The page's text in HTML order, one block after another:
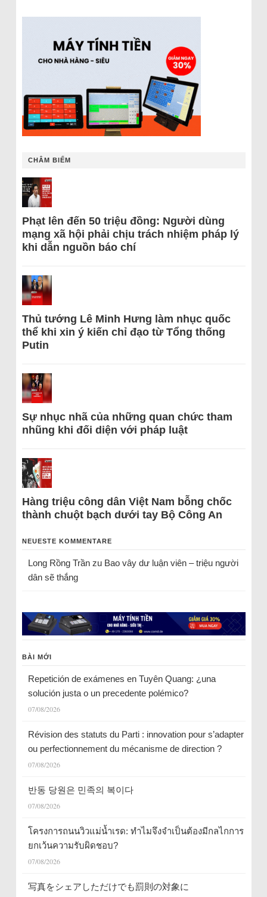
CHÂM BIẾM
Phạt lên đến 50 triệu đồng: Người dùng
mạng xã hội phải chịu trách nhiệm pháp lý
khi dẫn nguồn báo chí
Thủ tướng Lê Minh Hưng làm nhục quốc
thể khi xin ý kiến chỉ đạo từ Tổng thống
Putin
Sự nhục nhã của những quan chức tham
nhũng khi đối diện với pháp luật
Hàng triệu công dân Việt Nam bỗng chốc
thành chuột bạch dưới tay Bộ Công An
NEUESTE KOMMENTARE
Long Rồng Trầnzu Bao vây dư luận viên – triệu người
dân sẽ thắng
BÀI MỚI
Repetición de exámenes en Tuyên Quang: ¿una
solución justa o un precedente polémico?
07/08/2026
Révision des statuts du Parti : innovation pour s’adapter
ou perfectionnement du mécanisme de direction ?
07/08/2026
반동 당원은 민족의 복이다
07/08/2026
โครงการถนนวิวแม่น้ำเรด: ทำไมจึงจำเป็นต้องมีกลไกการ
ยกเว้นความรับผิดชอบ?
07/08/2026
写真をシェアしただけでも罰則の対象に